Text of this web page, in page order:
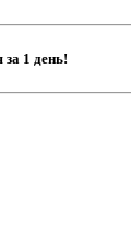
за 1 день!